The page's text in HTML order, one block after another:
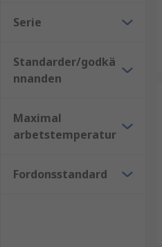
Serie
Standarder/godkä
nnanden
Maximal
arbetstemperatur
Fordonsstandard